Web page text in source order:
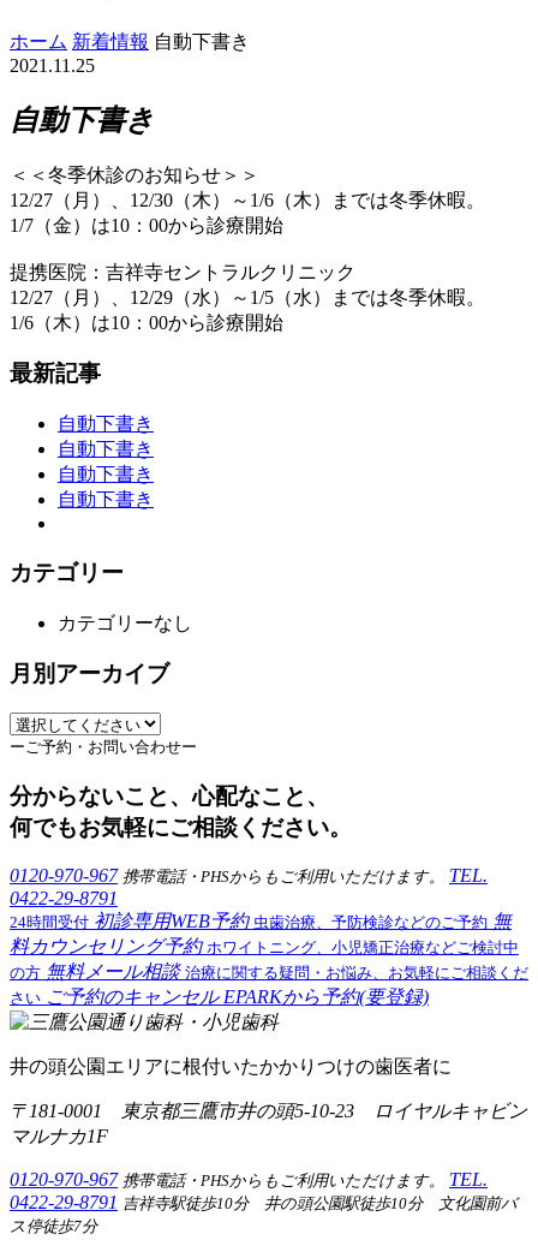
ホーム 新着情報 自動下書き
2021.11.25
自動下書き
＜＜冬季休診のお知らせ＞＞
12/27（月）、12/30（木）～1/6（木）までは冬季休暇。
1/7（金）は10：00から診療開始
提携医院：吉祥寺セントラルクリニック
12/27（月）、12/29（水）～1/5（水）までは冬季休暇。
1/6（木）は10：00から診療開始
最新記事
自動下書き
自動下書き
自動下書き
自動下書き
カテゴリー
カテゴリーなし
月別アーカイブ
ーご予約・お問い合わせー
分からないこと、心配なこと、
何でもお気軽にご相談ください。
0120-970-967 携帯電話・PHSからもご利用いただけます。
TEL.
0422-29-8791
24時間受付 初診専用WEB予約 虫歯治療、予防検診などのご予約 無
料カウンセリング予約 ホワイトニング、小児矯正治療などご検討中
の方 無料メール相談 治療に関する疑問・お悩み、お気軽にご相談くだ
さい ご予約のキャンセル EPARKから予約(要登録)
井の頭公園エリアに根付いたかかりつけの歯医者に
〒181-0001 東京都三鷹市井の頭5-10-23 ロイヤルキャビン
マルナカ1F
0120-970-967 携帯電話・PHSからもご利用いただけます。
TEL.
0422-29-8791 吉祥寺駅徒歩10分 井の頭公園駅徒歩10分 文化園前バ
ス停徒歩7分